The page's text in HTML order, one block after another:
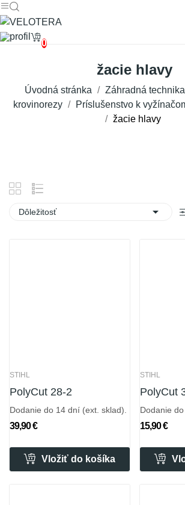
0
žacie hlavy
Úvodná stránka Záhradná technika
krovinorezy
Príslušenstvo k
žacie hlavy
Dôležitosť 
STIHL
PolyCut 28-2
Dodanie do 14 dní (ext. sklad).
39,90 €
Vložiť do košíka
STIHL
PolyCut
Dodanie
15,90 €